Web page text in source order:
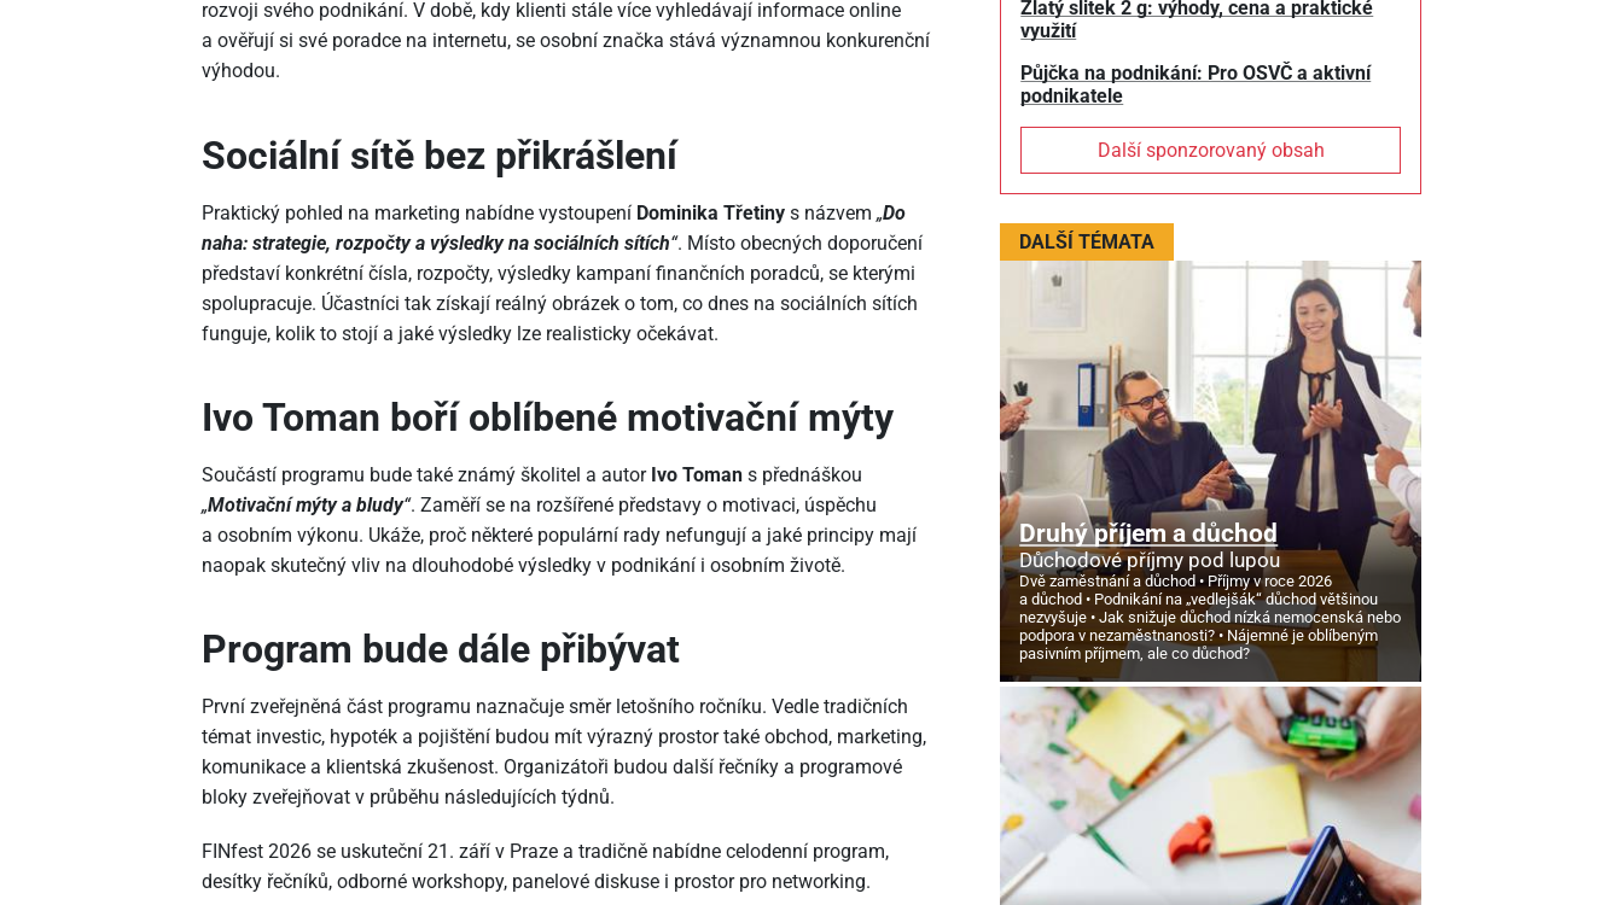
rozvoji svého podnikání. V době, kdy klienti stále více vyhledávají informace online
a ověřují si své poradce na internetu, se osobní značka stává významnou konkurenční
výhodou.
Sociální sítě bez přikrášlení
Praktický pohled na marketing nabídne vystoupení Dominika Třetiny s názvem „Do
naha: strategie, rozpočty a výsledky na sociálních sítích“. Místo obecných doporučení
představí konkrétní čísla, rozpočty, výsledky kampaní finančních poradců, se kterými
spolupracuje. Účastníci tak získají reálný obrázek o tom, co dnes na sociálních sítích
funguje, kolik to stojí a jaké výsledky lze realisticky očekávat.
Ivo Toman boří oblíbené motivační mýty
Součástí programu bude také známý školitel a autor Ivo Toman s přednáškou
„Motivační mýty a bludy“. Zaměří se na rozšířené představy o motivaci, úspěchu
a osobním výkonu. Ukáže, proč některé populární rady nefungují a jaké principy mají
naopak skutečný vliv na dlouhodobé výsledky v podnikání i osobním životě.
Program bude dále přibývat
První zveřejněná část programu naznačuje směr letošního ročníku. Vedle tradičních
témat investic, hypoték a pojištění budou mít výrazný prostor také obchod, marketing,
komunikace a klientská zkušenost. Organizátoři budou další řečníky a programové
bloky zveřejňovat v průběhu následujících týdnů.
FINfest 2026 se uskuteční 21. září v Praze a tradičně nabídne celodenní program,
desítky řečníků, odborné workshopy, panelové diskuse i prostor pro networking.
Zlatý slitek 2 g: výhody, cena a praktické
využití
Půjčka na podnikání: Pro OSVČ a aktivní
podnikatele
Další sponzorovaný obsah
DALŠÍ TÉMATA
Druhý příjem a důchod
Důchodové příjmy pod lupou
Dvě zaměstnání a důchod
Příjmy v roce 2026
a důchod
Podnikání na „vedlejšák“ důchod většinou
nezvyšuje
Jak snižuje důchod nízká nemocenská nebo
podpora v nezaměstnanosti?
Nájemné je oblíbeným
pasivním příjmem, ale co důchod?